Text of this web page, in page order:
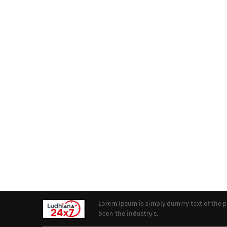
Lorem Ipsum is simply dummy text of the
been the industry's.